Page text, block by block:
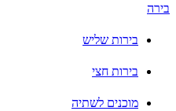
בירה
בירות שליש
בירות חצי
מוכנים לשתיה